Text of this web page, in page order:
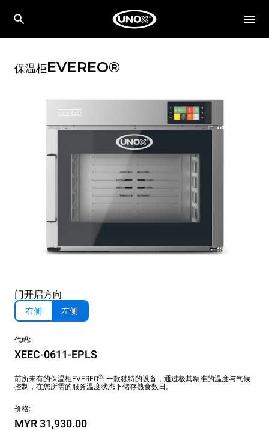
保温柜EVEREO®
门开启方向
右侧 左侧
代码:
XEEC-0611-EPLS
前所未有的保温柜EVEREO®: 一款独特的设备，通过极其精准的温度与气候
控制，在您所需的服务温度状态下储存熟食数日。
价格:
MYR 31,930.00